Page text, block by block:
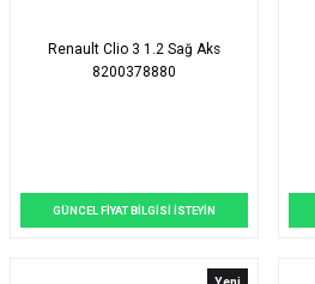
Renault Clio 3 1.2 Sağ Aks
8200378880
GÜNCEL FİYAT BİLGİSİ İSTEYİN